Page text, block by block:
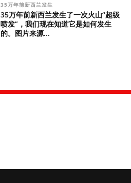
35万年前新西兰发生
35万年前新西兰发生了一次火山“超级
喷发”，我们现在知道它是如何发生
的。图片来源...